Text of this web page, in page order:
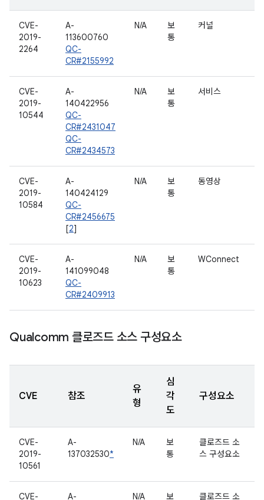
CVE-
2019-
2264
A-
113600760
QC-
CR#2155992
N/A
보
통
커널
CVE-
2019-
10544
A-
140422956
QC-
CR#2431047
QC-
CR#2434573
N/A
보
통
서비스
CVE-
2019-
10584
A-
140424129
QC-
CR#2456675
[2]
N/A
보
통
동영상
CVE-
2019-
10623
A-
141099048
QC-
CR#2409913
N/A
보
통
WConnect
Qualcomm 클로즈드 소스 구성요소
CVE 참조
유
형
심
각
도
구성요소
CVE-
2019-
10561
A-
137032530*
N/A
보
통
클로즈드 소
스 구성요소
CVE- A- N/A 보 클로즈드 소